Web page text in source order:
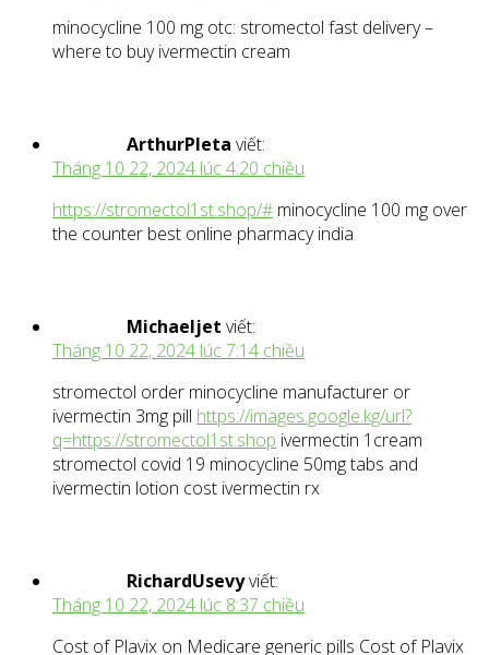
minocycline 100 mg otc: stromectol fast delivery –
where to buy ivermectin cream
ArthurPleta viết:
Tháng 10 22, 2024 lúc 4:20 chiều
https://stromectol1st.shop/# minocycline 100 mg over
the counter best online pharmacy india
Michaeljet viết:
Tháng 10 22, 2024 lúc 7:14 chiều
stromectol order minocycline manufacturer or
ivermectin 3mg pill https://images.google.kg/url?
q=https://stromectol1st.shop ivermectin 1cream
stromectol covid 19 minocycline 50mg tabs and
ivermectin lotion cost ivermectin rx
RichardUsevyviết:
Tháng 10 22, 2024 lúc 8:37 chiều
Cost of Plavix on Medicare generic pills Cost of Plavix